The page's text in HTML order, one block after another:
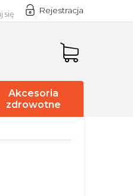
Rejestracja
się
Akcesoria
zdrowotne